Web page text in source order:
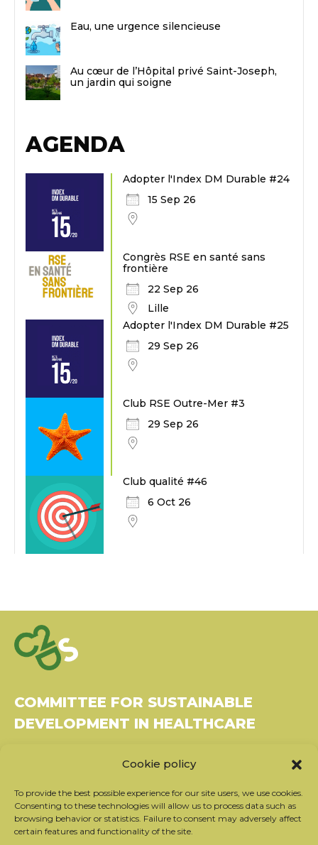
Cookie policy
To provide the best possible experience for our site users, we use cookies.
Consenting to these technologies will allow us to process data such as
browsing behavior or statistics. Failure to consent may adversely affect
certain features and functionality of the site.
Eau, une urgence silencieuse
Au cœur de l’Hôpital privé Saint-Joseph,
un jardin qui soigne
AGENDA
Adopter l'Index DM Durable #24
15 Sep 26
Congrès RSE en santé sans
frontière
22 Sep 26
Lille
Adopter l'Index DM Durable #25
29 Sep 26
Club RSE Outre-Mer #3
29 Sep 26
Club qualité #46
6 Oct 26
COMMITTEE FOR SUSTAINABLE
DEVELOPMENT IN HEALTHCARE
37270 Montlouis-sur-Loire
Tel: 06 26 49 36 81 - contact@c2ds.eu
Twitter
LinkedIn
Youtube